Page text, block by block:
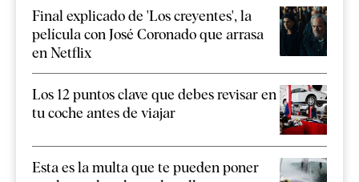
Final explicado de 'Los creyentes', la
película con José Coronado que arrasa
en Netflix
Los 12 puntos clave que debes revisar en
tu coche antes de viajar
Esta es la multa que te pueden poner